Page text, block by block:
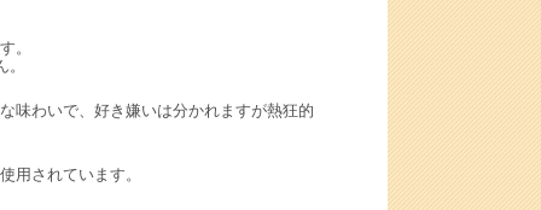
。
味わいで、好き嫌いは分かれますが熱狂的
用されています。